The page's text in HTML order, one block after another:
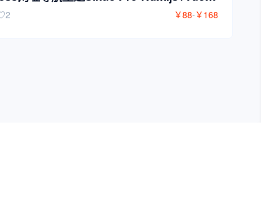
用
2 ￥88-￥168